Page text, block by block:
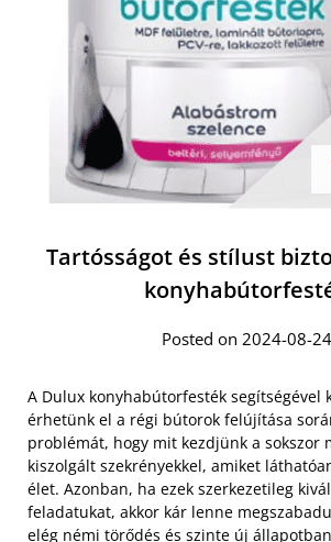
Tartósságot és stílust
Posted on 2024-08-24
A Dulux konyhabútorfesték segítségével
érhetünk el a régi bútorok felújítása
problémát, hogy mit kezdjünk a sokszor
kiszolgált szekrényekkel, amiket
élet. Azonban, ha ezek szerkezetileg
feladatukat, akkor kár lenne
elég némi törődés és szinte új